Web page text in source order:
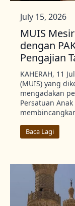
MUIS
dengan
Pengajian
July 15, 2026
KAHERAH, 11
(MUIS) yang
mengadakan
Persatuan
Baca Lagi